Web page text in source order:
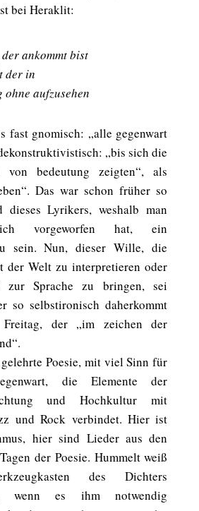
bei Heraklit:
ankommt bist
der in
aufzusehen
fast gnomisch: „alle gegenwart
„bis sich die
bedeutung zeigten“, als
Das war schon früher so
dieses Lyrikers, weshalb man
vorgeworfen hat, ein
sein. Nun, dieser Wille, die
der Welt zu interpretieren oder
zur Sprache zu bringen, sei
so selbstironisch daherkommt
der „im zeichen der
Poesie, mit viel Sinn für
die Elemente der
und Hochkultur mit
und Rock verbindet. Hier ist
hier sind Lieder aus den
der Poesie. Hummelt weiß
des Dichters
wenn es ihm notwendig